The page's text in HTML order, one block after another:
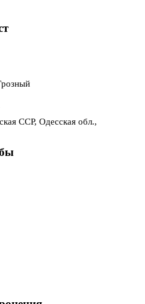
ССР, Одесская обл.,